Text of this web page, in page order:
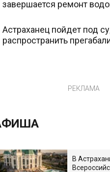
завершается ремонт
Астраханец пойдет под
распространить
РЕКЛАМА
В